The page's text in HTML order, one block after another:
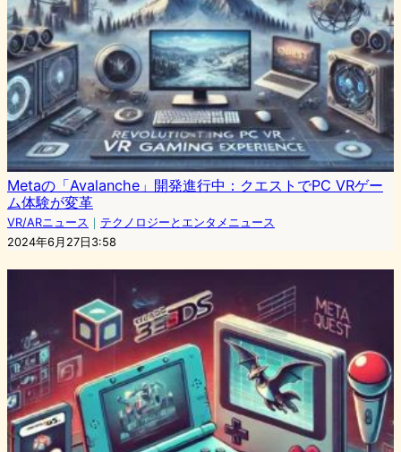
Metaの「Avalanche」開発進行中：クエストでPC VRゲー
ム体験が変革
VR/ARニュース ｜ テクノロジーとエンタメニュース
2024年6月27日3:58